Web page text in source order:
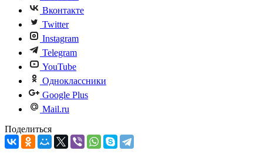
Вконтакте
Twitter
Instagram
Telegram
YouTube
Одноклассники
Google Plus
Mail.ru
Поделиться